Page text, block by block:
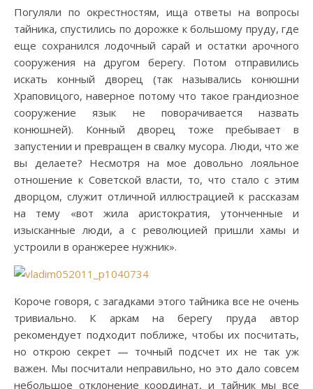
Погуляли по окрестностям, ища ответы на вопросы
тайника, спустились по дорожке к большому пруду, где
еще сохранился лодочный сарай и остатки арочного
сооружения на другом берегу. Потом отправились
искать конный дворец (так назывались конюшни
Храповицого, наверное потому что такое грандиозное
сооружение язык не поворачивается назвать
конюшней). Конный дворец тоже пребывает в
запустении и превращен в свалку мусора. Люди, что же
вы делаете? Несмотря на мое довольно лояльное
отношение к Советской власти, то, что стало с этим
дворцом, служит отличной иллюстрацией к рассказам
на тему «вот жила аристократия, утонченные и
изысканные люди, а с революцией пришли хамы и
устроили в оранжерее нужник».
Короче говоря, с загадками этого тайника все не очень
тривиально. К аркам на берегу пруда автор
рекомендует подходит поближе, чтобы их посчитать,
но открою секрет — точный подсчет их не так уж
важен. Мы посчитали неправильно, но это дало совсем
небольшое отклонение координат, и тайник мы все